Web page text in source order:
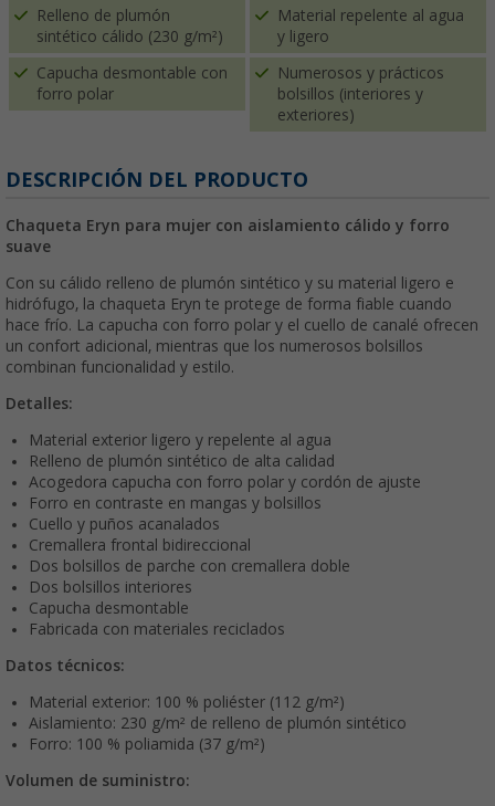
Relleno de plumón
sintético cálido (230 g/m²)
Material repelente al agua
y ligero
Capucha desmontable con
forro polar
Numerosos y prácticos
bolsillos (interiores y
exteriores)
DESCRIPCIÓN DEL PRODUCTO
Chaqueta Eryn para mujer con aislamiento cálido y forro
suave
Con su cálido relleno de plumón sintético y su material ligero e
hidrófugo, la chaqueta Eryn te protege de forma fiable cuando
hace frío. La capucha con forro polar y el cuello de canalé ofrecen
un confort adicional, mientras que los numerosos bolsillos
combinan funcionalidad y estilo.
Detalles:
Material exterior ligero y repelente al agua
Relleno de plumón sintético de alta calidad
Acogedora capucha con forro polar y cordón de ajuste
Forro en contraste en mangas y bolsillos
Cuello y puños acanalados
Cremallera frontal bidireccional
Dos bolsillos de parche con cremallera doble
Dos bolsillos interiores
Capucha desmontable
Fabricada con materiales reciclados
Datos técnicos:
Material exterior: 100 % poliéster (112 g/m²)
Aislamiento: 230 g/m² de relleno de plumón sintético
Forro: 100 % poliamida (37 g/m²)
Volumen de suministro: